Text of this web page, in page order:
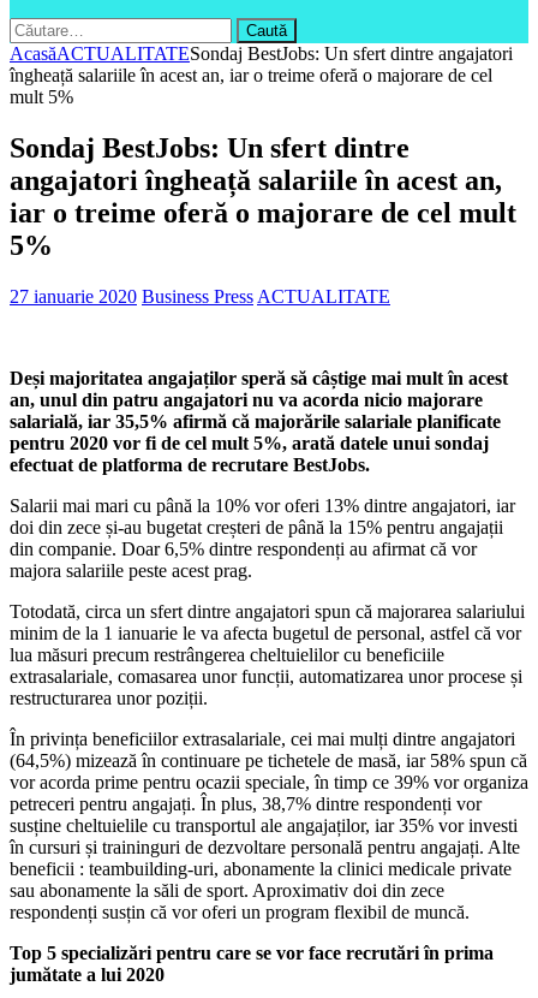
Caută
după:
AcasăACTUALITATESondaj BestJobs: Un sfert dintre angajatori
îngheață salariile în acest an, iar o treime oferă o majorare de cel
mult 5%
Sondaj BestJobs: Un sfert dintre
angajatori îngheață salariile în acest an,
iar o treime oferă o majorare de cel mult
5%
27 ianuarie 2020 Business Press ACTUALITATE
Deși majoritatea angajaților speră să câștige mai mult în acest
an, unul din patru angajatori nu va acorda nicio majorare
salarială, iar 35,5% afirmă că majorările salariale planificate
pentru 2020 vor fi de cel mult 5%, arată datele unui sondaj
efectuat de platforma de recrutare BestJobs.
Salarii mai mari cu până la 10% vor oferi 13% dintre angajatori, iar
doi din zece și-au bugetat creșteri de până la 15% pentru angajații
din companie. Doar 6,5% dintre respondenți au afirmat că vor
majora salariile peste acest prag.
Totodată, circa un sfert dintre angajatori spun că majorarea salariului
minim de la 1 ianuarie le va afecta bugetul de personal, astfel că vor
lua măsuri precum restrângerea cheltuielilor cu beneficiile
extrasalariale, comasarea unor funcții, automatizarea unor procese și
restructurarea unor poziții.
În privința beneficiilor extrasalariale, cei mai mulți dintre angajatori
(64,5%) mizează în continuare pe tichetele de masă, iar 58% spun că
vor acorda prime pentru ocazii speciale, în timp ce 39% vor organiza
petreceri pentru angajați. În plus, 38,7% dintre respondenți vor
susține cheltuielile cu transportul ale angajaților, iar 35% vor investi
în cursuri și traininguri de dezvoltare personală pentru angajați. Alte
beneficii : teambuilding-uri, abonamente la clinici medicale private
sau abonamente la săli de sport. Aproximativ doi din zece
respondenți susțin că vor oferi un program flexibil de muncă.
Top 5 specializări pentru care se vor face recrutări în prima
jumătate a lui 2020